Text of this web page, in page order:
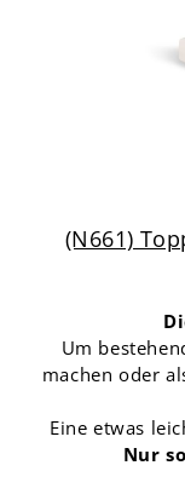
(N661)
Um
machen oder
Eine etwas
Nur